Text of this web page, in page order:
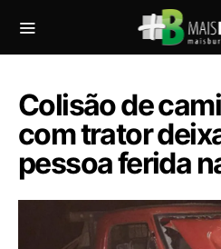
Colisão de
com trator
pessoa ferida